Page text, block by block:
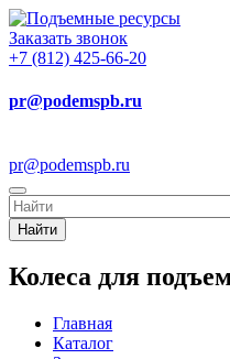
Заказать звонок
+7 (812) 425-66-20
pr@podemspb.ru
pr@podemspb.ru
Найти
Колеса для
Главная
Каталог